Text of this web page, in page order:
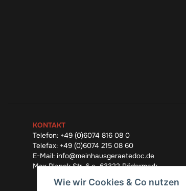
KONTAKT
Telefon: +49 (0)6074 816 08 0
Telefax: +49 (0)6074 215 08 60
E-Mail: info@meinhausgeraetedoc.de
Max Planck Str. 6 c, 63322 Rödermark
Wie wir Cookies & Co nutzen